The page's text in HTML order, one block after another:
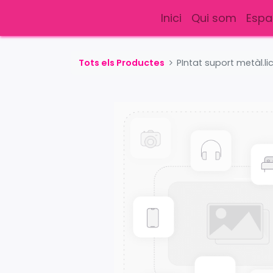
Inici Qui som
Tots els Productes PIntat suport